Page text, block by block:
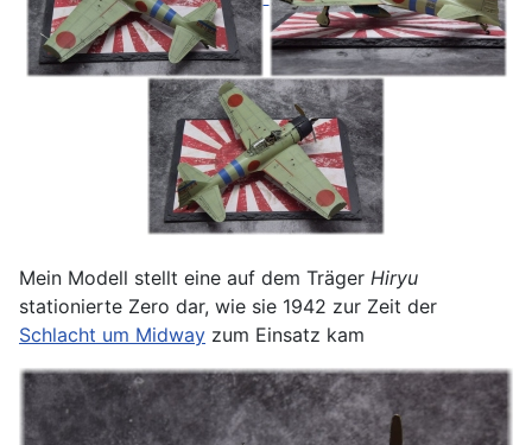
Mein Modell stellt eine auf dem Träger Hiryu
stationierte Zero dar, wie sie 1942 zur Zeit der
Schlacht um Midway zum Einsatz kam